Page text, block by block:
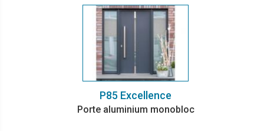
P85 Excellence
Porte aluminium monobloc